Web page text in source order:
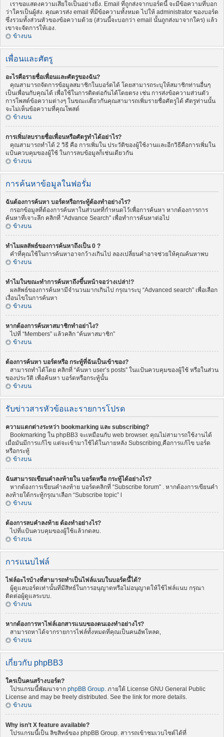
เราขอแสดงความเสียใจเป็นอย่างยิ่ง. Email ที่ถูกส่งจากบอร์ดนี้ จะมีข้อความที่บอก
ว่าใครเป็นผู้ส่ง. คุณควรส่ง email ที่มีข้อความทั้งหมด ไปให้ administrator ของบอร์ด
ซึ่งรวมทั้งส่วนหัวของข้อความด้วย (ส่วนนี้จะบอกว่า email นั้นถูกส่งมาจากใคร) แล้ว
เขาจะจัดการให้เอง.
ข้างบน
เพื่อนและศัตรู
อะไรคือรายชื่อเพื่อนและศัตรูของฉัน?
คุณสามารถจัดการข้อมูลสมาชิกในบอร์ดได้ โดยสามารถระบุให้สมาชิกท่านอื่นๆ
เป็นเพื่อนกับคุณได้ เพื่อใช้ในการติดต่อกันได้โดยตรง เช่น การส่งข้อความส่วนตัว
การโพสต์ข้อความต่างๆ ในขณะเดียวกันคุณสามารถเพิ่มรายชื่อศัตรูได้ ศัตรูท่านนั้น
จะไม่เห็นข้อความที่คุณโพสต์
ข้างบน
การเพิ่ม/ลบรายชื่อเพื่อนหรือศัตรูทำได้อย่าไร?
คุณสามารถทำได้ 2 วิธี คือ การเพิ่มใน ประวัติของผู้ใช้งานและอีกวิธีคือการเพิ่มใน
แป้นควบคุมของผู้ใช้ ในการลบข้อมูลก็เช่นเดียวกัน
ข้างบน
การค้นหาข้อมูลในฟอรั่ม
ฉันต้องการค้นหา บอร์ดหรือกระทู้ต้องทำอย่างไร?
กรอกข้อมูลที่ต้องการค้นหาในส่วนทที่กำหนดไว้เพื่อการค้นหา หากต้องการการ
ค้นหาที่เจาะลึก คลิกที่ “Advance Search” เพื่อทำการค้นหาต่อไป
ข้างบน
ทำไมผลลัพธ์ของการค้นหาถึงเป็น 0 ?
คำที่คุณใช้ในการค้นหาอาจกว้างเกินไป ลองเปลี่ยนคำอาจช่วยให้คุณค้นหาพบ
ข้างบน
ทำไมในขณะทำการค้นหาถึงขึ้นหน้าจอว่างเปล่า!?
ผลลัพธ์ของการค้นหามีจำนวนมากเกินไป กรุณาระบุ “Advanced search” เพื่อเลือก
เงื่อนไขในการค้นหา
ข้างบน
หากต้องการค้นหาสมาชิกทำอย่าไง?
ไปที่ “Members” แล้วคลิก “ค้นหาสมาชิก”
ข้างบน
ต้องการค้นหา บอร์ดหรือ กระทู้ที่ฉันเป็นเข้าของ?
สามารถทำได้โดย คลิกที่ “ค้นหา user’s posts” ในแป้นควบคุมของผู้ใช้ หรือในส่วน
ของประวัติ เพื่อค้นหา บอร์ดหรือกระทู้นั้น
ข้างบน
รับข่าวสารหัวข้อและรายการโปรด
ความแตกต่างระหว่า bookmarking และ subscribing?
Bookmarking ใน phpBB3 จะเหมือนกับ web browser. คุณไม่สามารถใช้งานได้
เมื่อมันมีการแก้ไข แต่จะเข้ามาใช้ได้ในภายหลัง Subscribing,คือการแก้ไข บอร์ด
หรือกระทู้
ข้างบน
ฉันสามารถเขียนคำลงท้ายใน บอร์ดหรือ กระทู้ได้อย่างไร?
หากต้องการเขียนคำลงท้าย บอร์ดคลิกที่ “Subscribe forum” . หากต้องการเขียนคำ
ลงท้ายใต้กระทู้กรุณาเลือก “Subscribe topic” l
ข้างบน
ต้องการลบคำลงท้าย ต้องทำอย่างไร?
ไปที่แป้นควบคุมของผู้ใช้แล้วกดลบ.
ข้างบน
การแนบไฟล์
ไฟล์อะไรบ้างที่สามารถทำเป็นไฟล์แนบในบอร์ดนี้ได้?
ผู้ดูแลบอร์ดเท่านั้นที่มีสิทธ์ในการอนุญาตหรือไม่อนุญาตให้ใช้ไฟล์แนบ กรุณา
ติดต่อผู้ดูแลระบบ.
ข้างบน
หากต้องการหาไฟล์เอกสารแนบของตนเองทำอย่างไร?
สามารถหาได้จากรายการไฟล์ทั้งหมดที่คุณเป็นคนอัพโหลด,
ข้างบน
เกี่ยวกับ phpBB3
ใครเป็นคนสร้างบอร์ด?
โปรแกรมนี้พัฒนาจาก phpBB Group. ภายใต้ License GNU General Public
License and may be freely distributed. See the link for more details.
ข้างบน
Why isn’t X feature available?
โปรแกรมนี้เป็น ลิขสิทธ์ของ phpBB Group. สาารถเข้าชมเวบไซต์ได้ที่